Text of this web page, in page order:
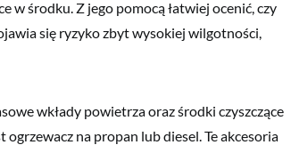
środku. Z jego pomocą łatwiej ocenić, czy
się ryzyko zbyt wysokiej wilgotności,
wkłady powietrza oraz środki czyszczące
na propan lub diesel. Te akcesoria